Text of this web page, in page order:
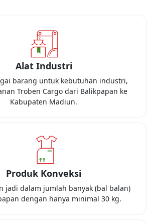
Alat Industri
barang untuk kebutuhan industri,
Troben Cargo dari Balikpapan ke
Kabupaten Madiun.
Produk Konveksi
jadi dalam jumlah banyak (bal balan)
dengan hanya minimal 30 kg.